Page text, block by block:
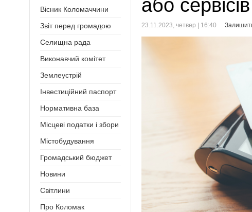
або
23.11.2023, четвер | 16:40
Вісник Коломаччини
Звіт перед громадою
Селищна рада
Виконавчий комітет
Землеустрій
Інвестиційний паспорт
Нормативна база
Місцеві податки і збори
Містобудування
Громадський бюджет
Новини
Світлини
Про Коломак